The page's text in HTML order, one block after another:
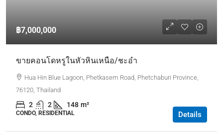
฿7,000,000
ขายคอนโดหรูในหัวหินเหนือ/ชะอำ
Hua Hin Blue Lagoon, Phetkasem Road, Phetchaburi Province,
76120, Thailand
2 2 148 m²
CONDO, RESIDENTIAL Details